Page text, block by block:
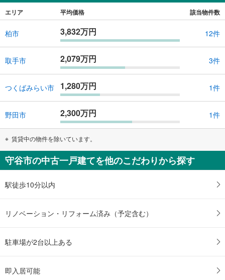
エリア 平均価格 該当物件数
柏市 3,832万円 12件
取手市 2,079万円 3件
つくばみらい市 1,280万円 1件
野田市 2,300万円 1件
賃貸中の物件を除いています。
守谷市の中古一戸建てを他のこだわりから探す
駅徒歩10分以内
リノベーション・リフォーム済み（予定含む）
駐車場が2台以上ある
即入居可能